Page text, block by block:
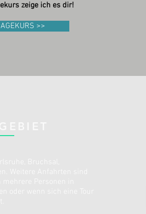
zeige ich es dir!
>>
Bruchsal,
Weitere Anfahrten sind
Personen in
oder wenn sich eine Tour